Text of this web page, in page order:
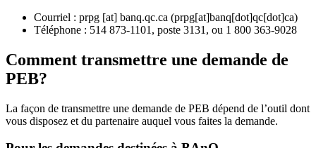
Courriel : prpg [at] banq.qc.ca (prpg[at]banq[dot]qc[dot]ca)
Téléphone : 514 873-1101, poste 3131, ou 1 800 363-9028
Comment transmettre une demande de
PEB?
La façon de transmettre une demande de PEB dépend de l’outil dont
vous disposez et du partenaire auquel vous faites la demande.